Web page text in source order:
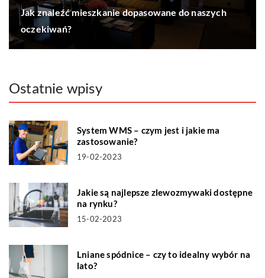
Jak znaleźć mieszkanie dopasowane do naszych
oczekiwań?
Ostatnie wpisy
System WMS – czym jest i jakie ma
zastosowanie?
19-02-2023
Jakie są najlepsze zlewozmywaki dostępne
na rynku?
15-02-2023
Lniane spódnice – czy to idealny wybór na
lato?